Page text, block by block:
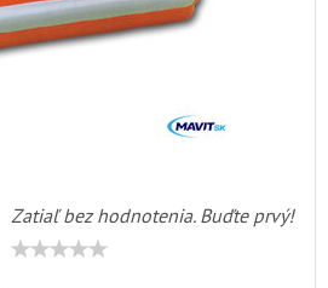
Zatiaľ bez hodnotenia. Buďte prvý!